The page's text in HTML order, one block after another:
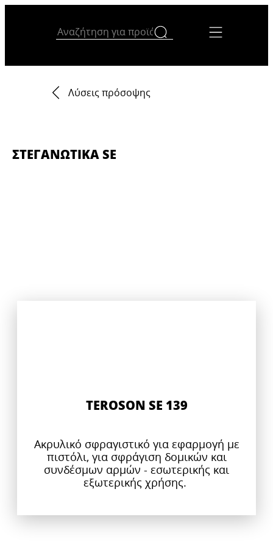
Λύσεις πρόσοψης
ΣΤΕΓΑΝΩΤΙΚΆ SE
TEROSON SE 139
Ακρυλικό σφραγιστικό για εφαρμογή με
πιστόλι, για σφράγιση δομικών και
συνδέσμων αρμών - εσωτερικής και
εξωτερικής χρήσης.